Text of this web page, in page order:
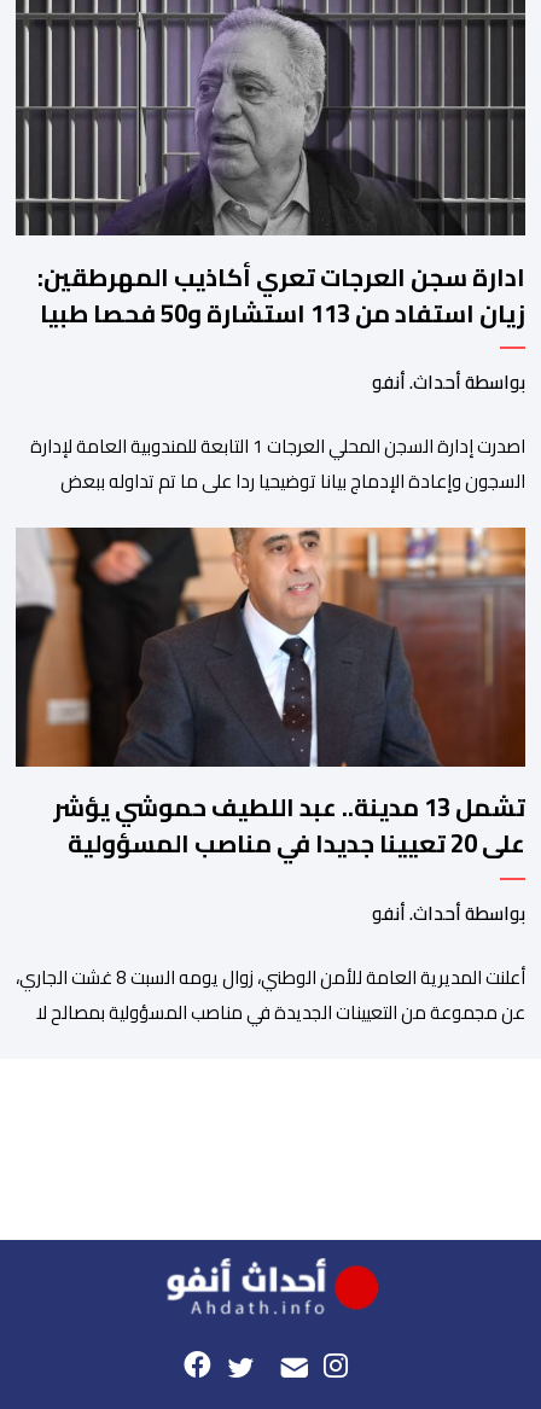
على منصات التواصل الاجتماعي، مصحوبا بعبارة “الرحلة مستمرة”، في
إشارة إلى رغبة الإدارة في الحفاظ على ركائز الفريق والتعزيز من
ادارة سجن العرجات تعري أكاذيب المهرطقين:
زيان استفاد من 113 استشارة و50 فحصا طبيا
بواسطة أحداث. أنفو
اصدرت إدارة السجن المحلي العرجات 1 التابعة للمندوبية العامة لإدارة
السجون وإعادة الإدماج بيانا توضيحيا ردا على ما تم تداوله ببعض
زيان، المعتقل بالمؤسسة ذاتها، وذلك لتنوير الرأي العام بالحقائق
والمعطيات الدقيقة.واوضحت إدارة المؤسسة السجنية أن المعني
بالأمر يستفيد منذ إيداعه من تتبع طبي منتظم ومستمر وفقا […]
تشمل 13 مدينة.. عبد اللطيف حموشي يؤشر
على 20 تعيينا جديدا في مناصب المسؤولية
بمصالح الأمن الوطني
بواسطة أحداث. أنفو
أعلنت المديرية العامة للأمن الوطني، زوال يومه السبت 8 غشت الجاري،
عن مجموعة من التعيينات الجديدة في مناصب المسؤولية بمصالح لا